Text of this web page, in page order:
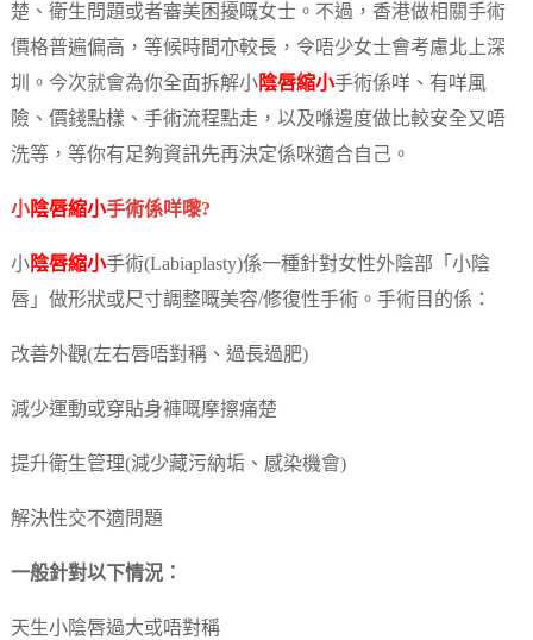
楚、衛生問題或者審美困擾嘅女士。不過，香港做相關手術
價格普遍偏高，等候時間亦較長，令唔少女士會考慮北上深
圳。今次就會為你全面拆解小陰唇縮小手術係咩、有咩風
險、價錢點樣、手術流程點走，以及喺邊度做比較安全又唔
洗等，等你有足夠資訊先再決定係咪適合自己。
小陰唇縮小手術係咩嚟?
小陰唇縮小手術(Labiaplasty)係一種針對女性外陰部「小陰
唇」做形狀或尺寸調整嘅美容/修復性手術。手術目的係：
改善外觀(左右唇唔對稱、過長過肥)
減少運動或穿貼身褲嘅摩擦痛楚
提升衛生管理(減少藏污納垢、感染機會)
解決性交不適問題
一般針對以下情況：
天生小陰唇過大或唔對稱